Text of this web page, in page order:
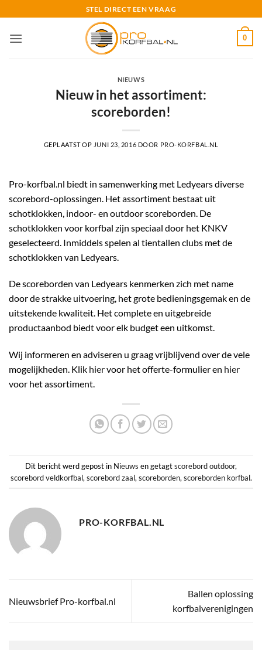
naar
inhoud
STEL DIRECT EEN VRAAG
0
NIEUWS
Nieuw in het assortiment:
scoreborden!
GEPLAATST OP JUNI 23, 2016 DOOR PRO-KORFBAL.NL
Pro-korfbal.nl biedt in samenwerking met Ledyears diverse
scorebord-oplossingen. Het assortiment bestaat uit
schotklokken, indoor- en outdoor scoreborden. De
schotklokken voor korfbal zijn speciaal door het KNKV
geselecteerd. Inmiddels spelen al tientallen clubs met de
schotklokken van Ledyears.
De scoreborden van Ledyears kenmerken zich met name
door de strakke uitvoering, het grote bedieningsgemak en de
uitstekende kwaliteit. Het complete en uitgebreide
productaanbod biedt voor elk budget een uitkomst.
Wij informeren en adviseren u graag vrijblijvend over de vele
mogelijkheden. Klik hiervoor het offerte-formulier en hier
voor het assortiment.
Dit bericht werd gepost in Nieuws en getagtscorebord outdoor,
scorebord veldkorfbal, scorebord zaal, scoreborden, scoreborden korfbal.
PRO-KORFBAL.NL
Nieuwsbrief Pro-korfbal.nl
Ballen oplossing
korfbalverenigingen